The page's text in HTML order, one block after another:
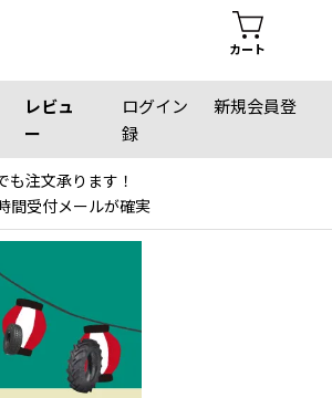
カート
レビュ
ー
ログイン
新規会員登
録
も注文承ります！
間受付メールが確実